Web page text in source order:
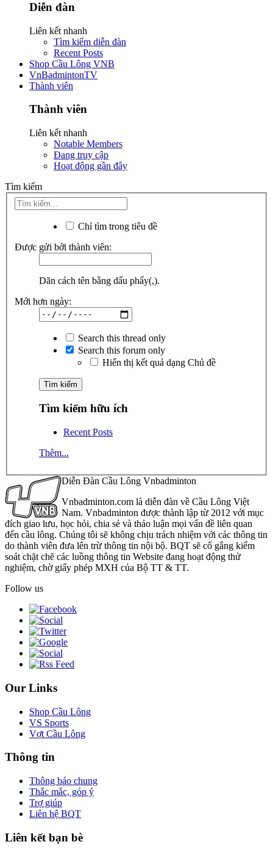
Diễn đàn
Liên kết nhanh
Tìm kiếm diễn đàn
Recent Posts
Shop Cầu Lông VNB
VnBadmintonTV
Thành viên
Thành viên
Liên kết nhanh
Notable Members
Đang truy cập
Hoạt động gần đây
Tìm kiếm
Chỉ tìm trong tiêu đề
Được gửi bởi thành viên:
Dãn cách tên bằng dấu phẩy(,).
Mới hơn ngày:
Search this thread only
Search this forum only
Hiển thị kết quả dạng Chủ đề
Tìm kiếm hữu ích
Recent Posts
Thêm...
Diễn Đàn Cầu Lông Vnbadminton
Vnbadminton.com là diễn đàn về Cầu Lông Việt
Nam. Vnbadminton được thành lập từ 2012 với mục
đích giao lưu, học hỏi, chia sẻ và thảo luận mọi vấn đề liên quan
đến cầu lông. Chúng tôi sẽ không chịu trách nhiệm với các thông tin
do thành viên đưa lên trừ thông tin nội bộ. BQT sẽ cố gắng kiểm
soát chặt chẽ các luồng thông tin Website đang hoạt động thử
nghiệm, chờ giấy phép MXH của Bộ TT & TT.
Follow us
Our Links
Shop Cầu Lông
VS Sports
Vợt Cầu Lông
Thông tin
Thông báo chung
Thắc mắc, góp ý
Trợ giúp
Liên hệ BQT
Liên kết bạn bè